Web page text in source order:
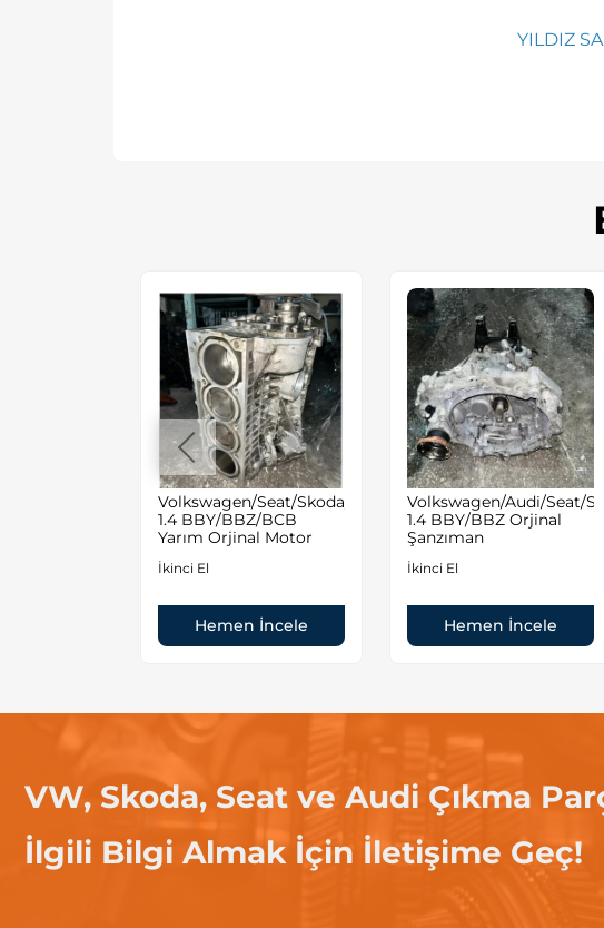
YILDIZ
Volkswagen/Seat/Skoda/Audi
1.4 BBY/BBZ/BCB
Yarım Orjinal Motor
İkinci El
Hemen İncele
Volkswagen/Audi/Seat/
1.4 BBY/BBZ Orjinal
Şanzıman
İkinci El
Hemen İncele
VW, Skoda, Seat ve Audi Çıkma
İlgili Bilgi Almak İçin İletişime Geç!